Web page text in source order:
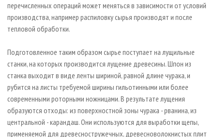
перечисленных операций может меняться в зависимости от условий
производства, например распиловку сырья производят и после
тепловой обработки.
Подготовленное таким образом сырье поступает на лущильные
станки, на которых производится лущение древесины. Шпон из
станка выходит в виде ленты шириной, равной длине чурака, и
рубится на листы требуемой ширины гильотинными или более
современными роторными ножницами. В результате лущения
образуются отходы: из поверхностной зоны чурака - рванина, из
центральной - карандаш. Они используются для выработки щепы,
применяемой для древесностружечных, древесноволокнистых плит